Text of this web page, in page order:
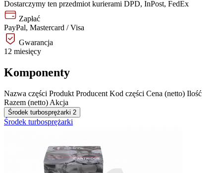
Dostarczymy ten przedmiot kurierami DPD, InPost, FedEx
Zapłać
PayPal, Mastercard / Visa
Gwarancja
12 miesięcy
Komponenty
Nazwa części Produkt Producent Kod części Cena (netto) Ilość
Razem (netto) Akcja
Środek turbosprężarki 2
Środek turbosprężarki